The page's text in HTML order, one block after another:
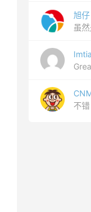
旭仔
虽
不错